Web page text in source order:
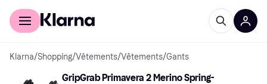
Acheter avec Klarna
Klarna/Shopping/Vêtements/Vêtements/Gants
GripGrab Primavera 2 Merino Spring-